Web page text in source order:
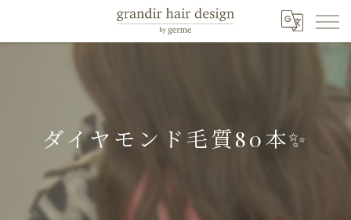
ダイヤモンド毛質80本✨